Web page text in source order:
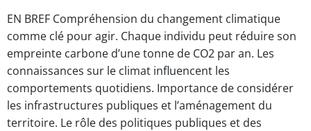
EN BREF Compréhension du changement climatique
comme clé pour agir. Chaque individu peut réduire son
empreinte carbone d’une tonne de CO2 par an. Les
connaissances sur le climat influencent les
comportements quotidiens. Importance de considérer
les infrastructures publiques et l’aménagement du
territoire. Le rôle des politiques publiques et des